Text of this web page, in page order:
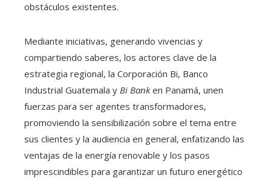
obstáculos existentes.
Mediante iniciativas, generando vivencias y
compartiendo saberes, los actores clave de la
estrategia regional, la Corporación Bi, Banco
Industrial Guatemala y Bi Banken Panamá, unen
fuerzas para ser agentes transformadores,
promoviendo la sensibilización sobre el tema entre
sus clientes y la audiencia en general, enfatizando las
ventajas de la energía renovable y los pasos
imprescindibles para garantizar un futuro energético